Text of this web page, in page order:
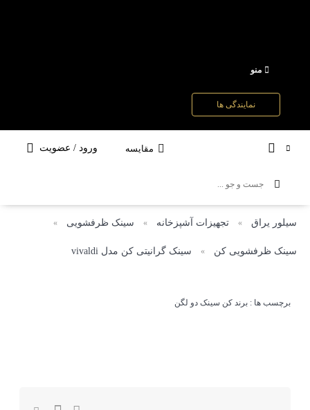
منو
نمایندگی ها
مقایسه ورود / عضویت
سیلور یراق » تجهیزات آشپزخانه » سینک ظرفشویی »
سینک ظرفشویی کن » سینک گرانیتی کن مدل vivaldi
برچسب ها : برند کن سینک دو لگن